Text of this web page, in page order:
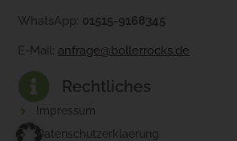
WhatsApp: 01515-9168345
E-Mail: anfrage@bollerrocks.de
Rechtliches
Impressum
Datenschutzerklaerung